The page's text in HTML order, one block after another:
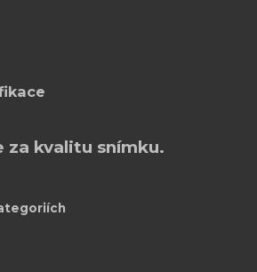
za kvalitu snímku.